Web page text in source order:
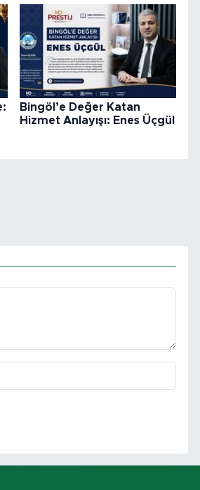
Bingöl’e Değer Katan
Hizmet Anlayışı: Enes Üçgül